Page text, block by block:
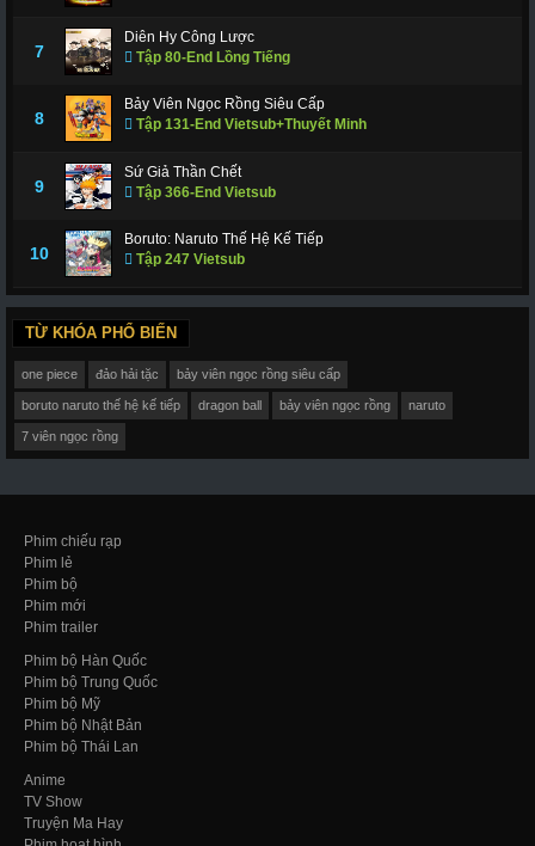
7
Diên Hy Công Lược
Tập 80-End Lồng Tiếng
8
Bảy Viên Ngọc Rồng Siêu Cấp
Tập 131-End Vietsub+Thuyết Minh
9
Sứ Giả Thần Chết
Tập 366-End Vietsub
10
Boruto: Naruto Thế Hệ Kế Tiếp
Tập 247 Vietsub
TỪ KHÓA PHỔ BIẾN
one piece đảo hải tặc bảy viên ngọc rồng siêu cấp
boruto naruto thế hệ kế tiếp dragon ball bảy viên ngọc rồng naruto
7 viên ngọc rồng
Phim chiếu rạp
Phim lẻ
Phim bộ
Phim mới
Phim trailer
Phim bộ Hàn Quốc
Phim bộ Trung Quốc
Phim bộ Mỹ
Phim bộ Nhật Bản
Phim bộ Thái Lan
Anime
TV Show
Truyện Ma Hay